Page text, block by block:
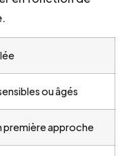
ou âgés
première approche